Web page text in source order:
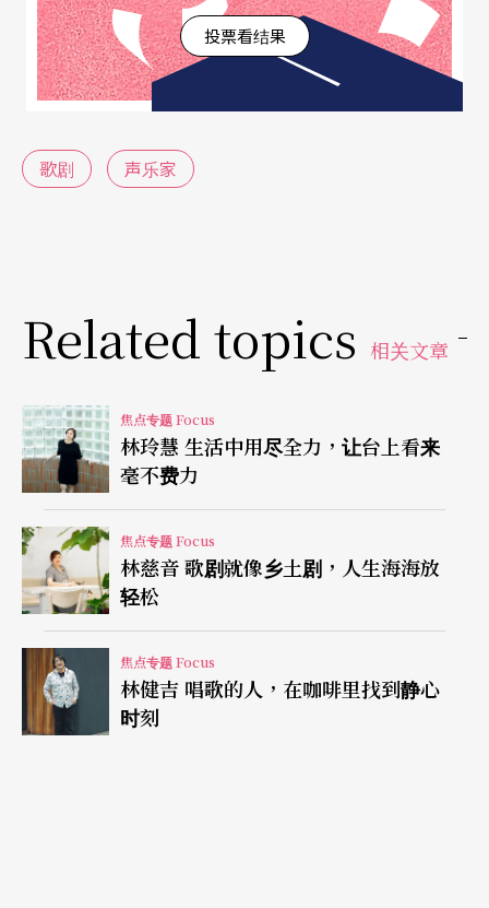
投票看结果
歌剧 声乐家
Related topics 相关文章
焦点专题 Focus
林玲慧 生活中用尽全力，让台上看来
毫不费力
焦点专题 Focus
林慈音 歌剧就像乡土剧，人生海海放
轻松
焦点专题 Focus
林健吉 唱歌的人，在咖啡里找到静心
时刻